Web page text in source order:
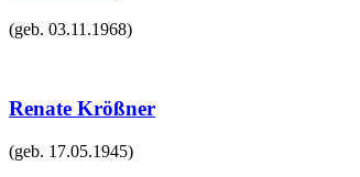
(geb. 03.11.1968)
Renate Krößner
(geb. 17.05.1945)